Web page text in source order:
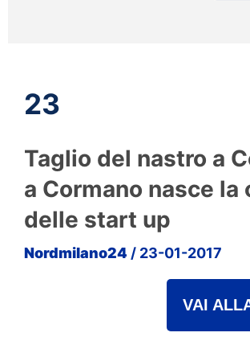
23
Taglio del nastro a
a Cormano nasce la
delle start up
Nordmilano24 / 23-01-2017
VAI